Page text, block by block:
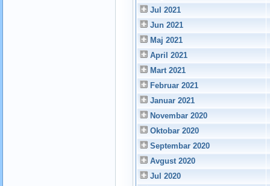
Jul 2021
Jun 2021
Maj 2021
April 2021
Mart 2021
Februar 2021
Januar 2021
Novembar 2020
Oktobar 2020
Septembar 2020
Avgust 2020
Jul 2020